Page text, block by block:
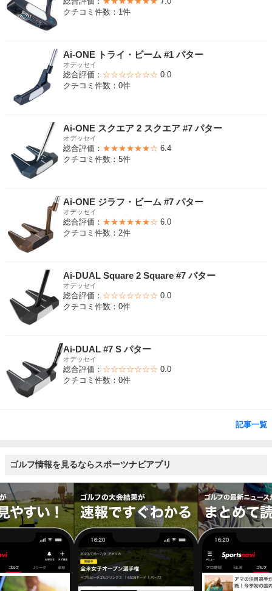
クチコミ件数：1件
Ai-ONE トライ・ビーム #1 パター
オデッセイ
総合評価： ☆☆☆☆☆☆☆ 0.0
クチコミ件数：0件
Ai-ONE スクエア 2 スクエア #7 パター
オデッセイ
総合評価： ★★★★★★☆ 6.4
クチコミ件数：5件
Ai-ONE ジラフ・ビーム #7 パター
オデッセイ
総合評価： ★★★★★★☆ 6.0
クチコミ件数：2件
Ai-DUAL Square 2 Square #7 パター
オデッセイ
総合評価： ☆☆☆☆☆☆☆ 0.0
クチコミ件数：0件
Ai-DUAL #7 S パター
オデッセイ
総合評価： ☆☆☆☆☆☆☆ 0.0
クチコミ件数：0件
記事一覧
ゴルフ情報を見るならスポーツナビアプリ